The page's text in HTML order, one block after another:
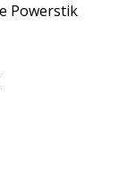
Powerstik